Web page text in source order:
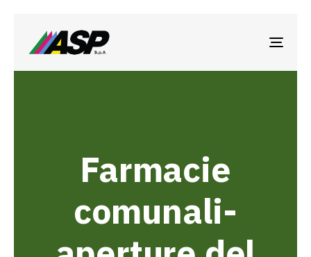
Farmacie
comunali-